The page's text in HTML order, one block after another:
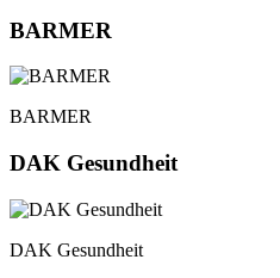
BARMER
BARMER
DAK Gesundheit
DAK Gesundheit